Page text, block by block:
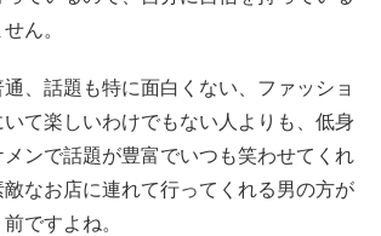
ん。
、話題も特に面白くない、ファッショ
て楽しいわけでもない人よりも、低身
ンで話題が豊富でいつも笑わせてくれ
なお店に連れて行ってくれる男の方が
ですよね。